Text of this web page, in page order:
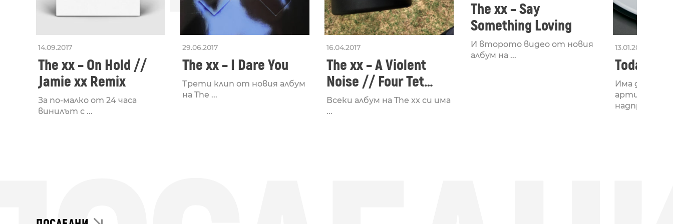
14.09.2017
The xx – On Hold //
Jamie xx Remix
За по-малко от 24 часа
винилът с ...
29.06.2017
The xx – I Dare You
Трети клип от новия албум
на The ...
16.04.2017
The xx – A Violent
Noise // Four Tet
Remix
Всеки албум на The xx си има
...
The xx – Say
Something Loving
И второто видео от новия
албум на ...
13.01.2017
Today’s
Има дни, в
артистите